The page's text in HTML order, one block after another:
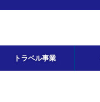
トラベル事業